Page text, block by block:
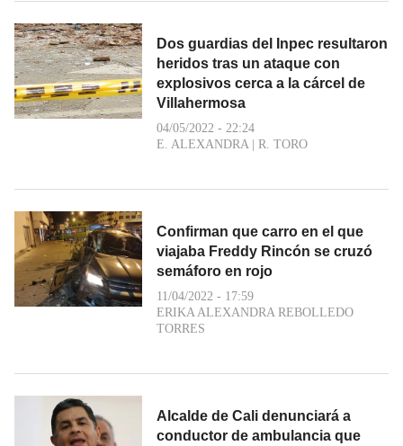
Dos guardias del Inpec resultaron
heridos tras un ataque con
explosivos cerca a la cárcel de
Villahermosa
04/05/2022 - 22:24
E. ALEXANDRA | R. TORO
Confirman que carro en el que
viajaba Freddy Rincón se cruzó
semáforo en rojo
11/04/2022 - 17:59
ERIKA ALEXANDRA REBOLLEDO
TORRES
Alcalde de Cali denunciará a
conductor de ambulancia que